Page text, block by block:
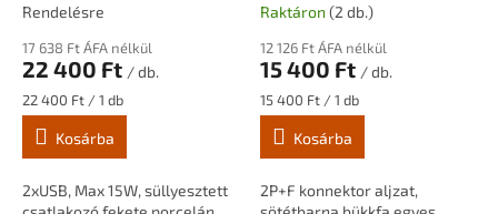
Rendelésre
17 638 Ft ÁFA nélkül
22 400 Ft / db.
Egységár:
22 400 Ft / 1 db
Kosárba
2xUSB, Max 15W, süllyesztett
Raktáron (2 db.)
12 126 Ft ÁFA nélkül
15 400 Ft / db.
Egységár:
15 400 Ft / 1 db
Kosárba
2P+F konnektor aljzat,